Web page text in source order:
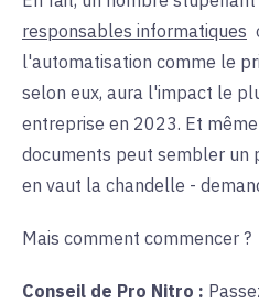
responsables informatiques
l'automatisation comme le
selon eux, aura l'impact le
entreprise en 2023. Et
documents peut sembler un
en vaut la chandelle -
Mais comment commencer ?
Conseil de Pro Nitro :